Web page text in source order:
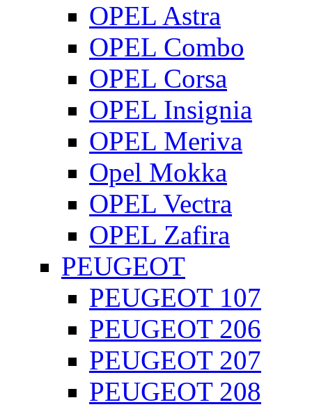
OPEL Astra
OPEL Combo
OPEL Corsa
OPEL Insignia
OPEL Meriva
Opel Mokka
OPEL Vectra
OPEL Zafira
PEUGEOT
PEUGEOT 107
PEUGEOT 206
PEUGEOT 207
PEUGEOT 208